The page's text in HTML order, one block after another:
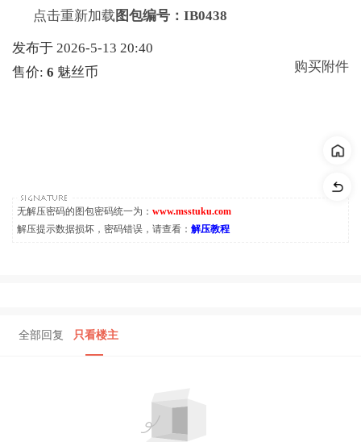
点击重新加载 图包编号：IB0438
发布于 2026-5-13 20:40
售价: 6 魅丝币 购买附件
无解压密码的图包密码统一为： www.msstuku.com
解压提示数据损坏，密码错误，请查看： 解压教程
全部回复 只看楼主